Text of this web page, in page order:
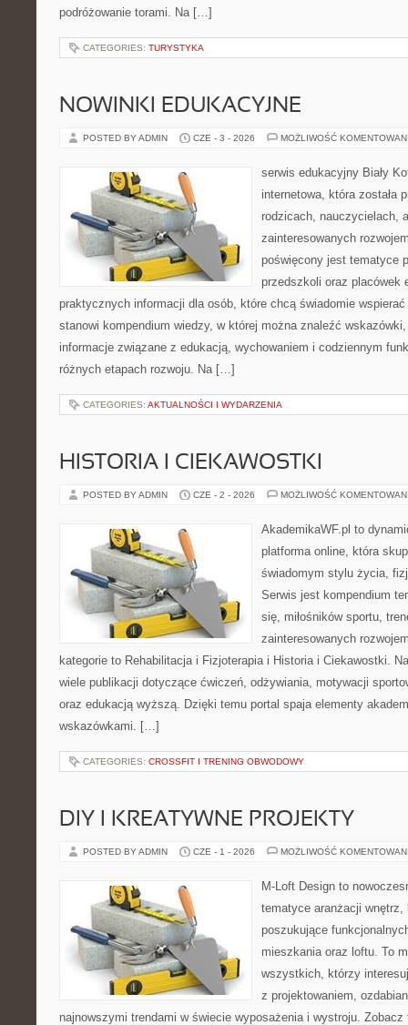
podróżowanie torami. Na […]
CATEGORIES: TURYSTYKA
NOWINKI EDUKACYJNE
POSTED BY ADMIN CZE - 3 - 2026 MOŻLIWOŚĆ
serwis edukacyjny Biały
internetowa, która została
rodzicach, nauczycielach,
zainteresowanych
poświęcony jest tematyce
przedszkoli oraz placówek
praktycznych informacji dla osób, które chcą świadomie
stanowi kompendium wiedzy, w której można znaleźć
informacje związane z edukacją, wychowaniem i codziennym
różnych etapach rozwoju. Na […]
CATEGORIES: AKTUALNOŚCI I WYDARZENIA
HISTORIA I CIEKAWOSTKI
POSTED BY ADMIN CZE - 2 - 2026 MOŻLIWOŚĆ
AkademikaWF.pl to
platforma online, która
świadomym stylu życia,
Serwis jest kompendium
się, miłośników sportu,
zainteresowanych
kategorie to Rehabilitacja i Fizjoterapia i Historia i Ciekawostki.
wiele publikacji dotyczące ćwiczeń, odżywiania, motywacji
oraz edukacją wyższą. Dzięki temu portal spaja elementy
wskazówkami. […]
CATEGORIES: CROSSFIT I TRENING OBWODOWY
DIY I KREATYWNE PROJEKTY
POSTED BY ADMIN CZE - 1 - 2026 MOŻLIWOŚĆ
M-Loft Design to
tematyce aranżacji
poszukujące
mieszkania oraz loftu. To
wszystkich, którzy
z projektowaniem,
najnowszymi trendami w świecie wyposażenia i wystroju. Zobacz